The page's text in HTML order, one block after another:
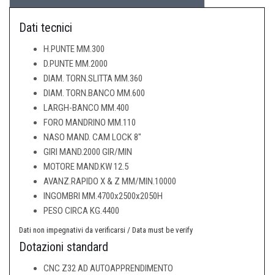
Dati tecnici
H.PUNTE MM.300
D.PUNTE MM.2000
DIAM. TORN.SLITTA MM.360
DIAM. TORN.BANCO MM.600
LARGH-BANCO MM.400
FORO MANDRINO MM.110
NASO MAND. CAM LOCK 8"
GIRI MAND.2000 GIR/MIN
MOTORE MAND.KW 12.5
AVANZ.RAPIDO X & Z MM/MIN.10000
INGOMBRI MM.4700x2500x2050H
PESO CIRCA KG.4400
Dati non impegnativi da verificarsi / Data must be verify
Dotazioni standard
CNC Z32 AD AUTOAPPRENDIMENTO